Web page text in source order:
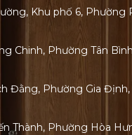
Khu phố 6, Phường
Chinh, Phường Tân
Đằng, Phường Gia Định,
Thành, Phường Hòa